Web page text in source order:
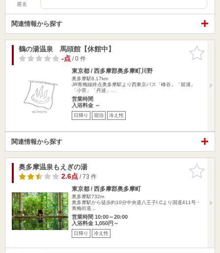
匿名
関連情報から探す
お気に入
りに追加
鶴の湯温泉 馬頭館【休館中】
-点/ 0 件
東京都 / 西多摩郡奥多摩町川野
奥多摩駅8.17km
JR青梅線終点奥多摩駅より西東京バス「峰谷」「留浦」
「小菅」「丹波」…
営業時間
入浴料金 ～
日帰り 宿泊 冷え性
関連情報から探す
お気に入
りに追加
奥多摩温泉もえぎの湯
2.6点/ 73 件
東京都 / 西多摩郡奥多摩町
奥多摩駅732m
奥多摩駅から徒歩約10分中央道八王子I.Cより国道411号・
青梅街道…
営業時間 10:00～20:00
入浴料金 1,050円～
日帰り 冷え性